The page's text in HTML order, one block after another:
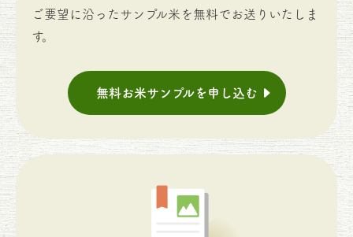
ご要望に沿ったサンプル米を無料でお送りいたしま
す。
無料お米サンプルを申し込む